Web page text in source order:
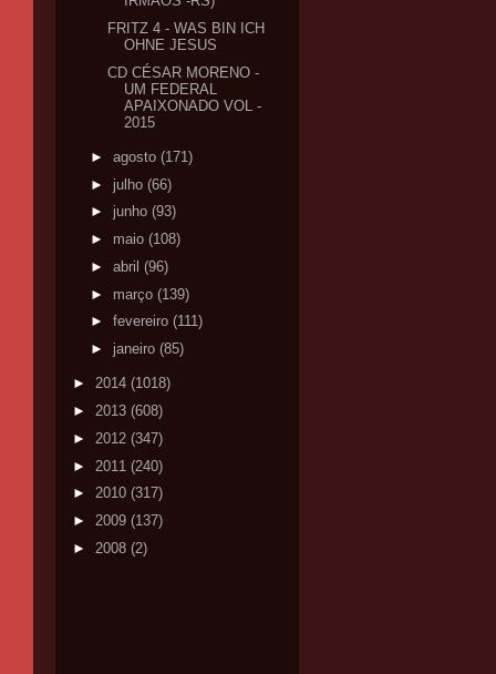
FRITZ 4 - WAS BIN ICH
OHNE JESUS
CD CÉSAR MORENO -
UM FEDERAL
APAIXONADO VOL -
2015
► agosto (171)
► julho (66)
► junho (93)
► maio (108)
► abril (96)
► março (139)
► fevereiro (111)
► janeiro (85)
► 2014 (1018)
► 2013 (608)
► 2012 (347)
► 2011 (240)
► 2010 (317)
► 2009 (137)
► 2008 (2)